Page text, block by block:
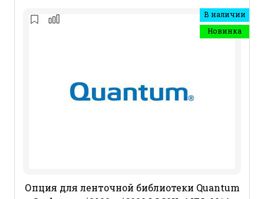
В наличии
Новинка
Опция для ленточной библиотеки Quantum